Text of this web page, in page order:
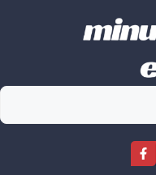
Rechercher